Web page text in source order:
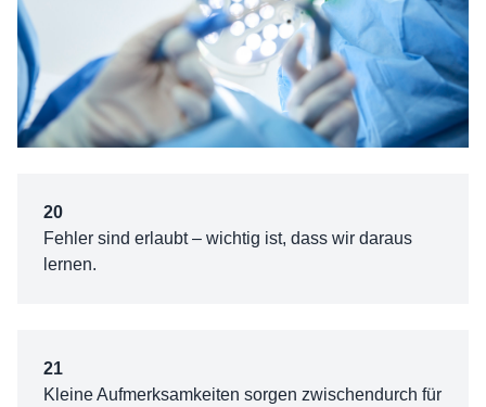
20
Fehler sind erlaubt – wichtig ist, dass wir daraus
lernen.
21
Kleine Aufmerksamkeiten sorgen zwischendurch für